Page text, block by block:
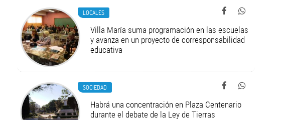
LOCALES
Villa María suma programación en las escuelas
y avanza en un proyecto de corresponsabilidad
educativa
SOCIEDAD
Habrá una concentración en Plaza Centenario
durante el debate de la Ley de Tierras